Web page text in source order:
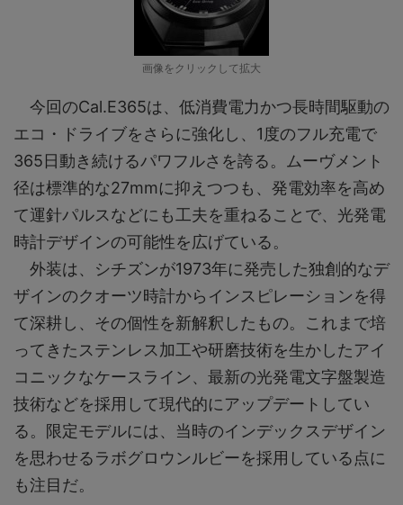
画像をクリックして拡大
今回のCal.E365は、低消費電⼒かつ⻑時間駆動の
エコ・ドライブをさらに強化し、1度のフル充電で
365⽇動き続けるパワフルさを誇る。ムーヴメント
径は標準的な27mmに抑えつつも、発電効率を⾼め
て運針パルスなどにも⼯夫を重ねることで、光発電
時計デザインの可能性を広げている。
外装は、シチズンが1973年に発売した独創的なデ
ザインのクオーツ時計からインスピレーションを得
て深耕し、その個性を新解釈したもの。これまで培
ってきたステンレス加⼯や研磨技術を生かしたアイ
コニックなケースライン、最新の光発電⽂字盤製造
技術などを採⽤して現代的にアップデートしてい
る。限定モデルには、当時のインデックスデザイン
を思わせるラボグロウンルビーを採⽤している点に
も注目だ。